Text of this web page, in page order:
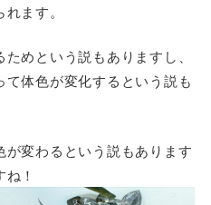
ます。
めという説もありますし、
体色が変化するという説も
変わるという説もあります
！